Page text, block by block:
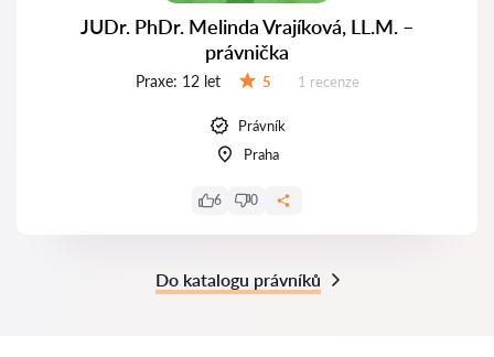
JUDr. PhDr. Melinda Vrajíková, LL.M. –
právnička
Praxe: 12 let 5 Recenzí:
1 recenze
Právník
Praha
6 0
Do katalogu právníků